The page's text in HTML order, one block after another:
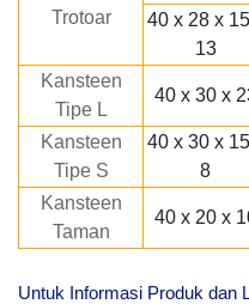
Trotoar
40 x 28 x
13
Kansteen
Tipe L
40 x 30 x
Kansteen
Tipe S
40 x 30 x
8
Kansteen
Taman
40 x 20 x
Untuk Informasi Produk dan